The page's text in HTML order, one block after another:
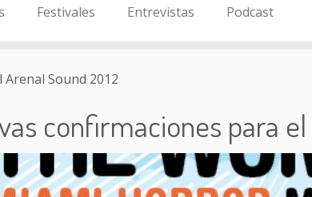
Festivales Entrevistas Podcast
Sound 2012
confirmaciones para